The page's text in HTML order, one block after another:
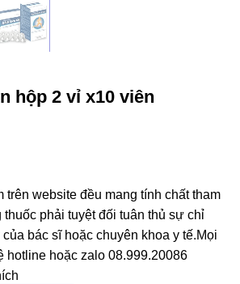
hộp 2 vỉ x10 viên
trên website đều mang tính chất tham
thuốc phải tuyệt đối tuân thủ sự chỉ
bác sĩ hoặc chuyên khoa y tế.Mọi
hotline hoặc zalo 08.999.20086